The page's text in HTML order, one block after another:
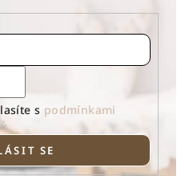
s podmínkami
SE